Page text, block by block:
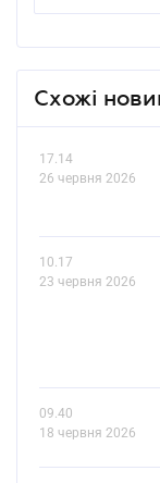
Схожі
17.14
26 червня 2026
10.17
23 червня 2026
09.40
18 червня 2026